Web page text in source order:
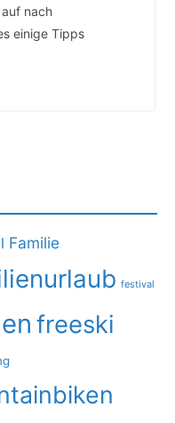
nach
einige Tipps
Familie
festival
freeski